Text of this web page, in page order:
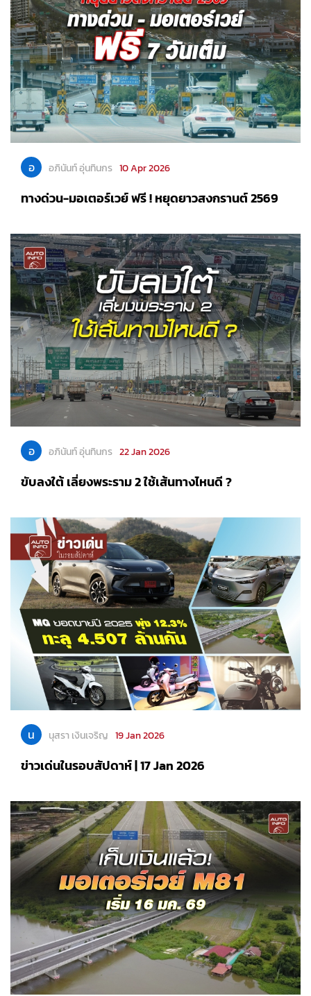
อ อภินันท์ อุ่นทินกร 10 Apr 2026
ทางด่วน-มอเตอร์เวย์ ฟรี ! หยุดยาวสงกรานต์ 2569
อ อภินันท์ อุ่นทินกร 22 Jan 2026
ขับลงใต้ เลี่ยงพระราม 2 ใช้เส้นทางไหนดี ?
น นุสรา เงินเจริญ 19 Jan 2026
ข่าวเด่นในรอบสัปดาห์ | 17 Jan 2026